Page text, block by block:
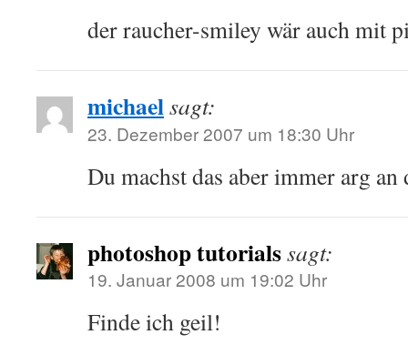
der raucher-smiley wär auch mit
michaelsagt:
23. Dezember 2007 um 18:30 Uhr
Du machst das aber immer arg
photoshop tutorialssagt:
19. Januar 2008 um 19:02 Uhr
Finde ich geil!